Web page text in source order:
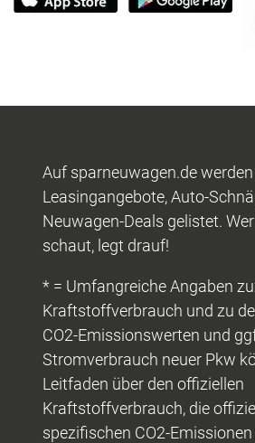
Auf sparneuwagen.de
Leasingangebote, Auto-
Neuwagen-Deals gelistet.
schaut, legt drauf!
* = Umfangreiche Angaben
Kraftstoffverbrauch und zu
CO2-Emissionswerten und
Stromverbrauch neuer Pkw
Leitfaden über den offiziellen
Kraftstoffverbrauch, die
spezifischen CO2-